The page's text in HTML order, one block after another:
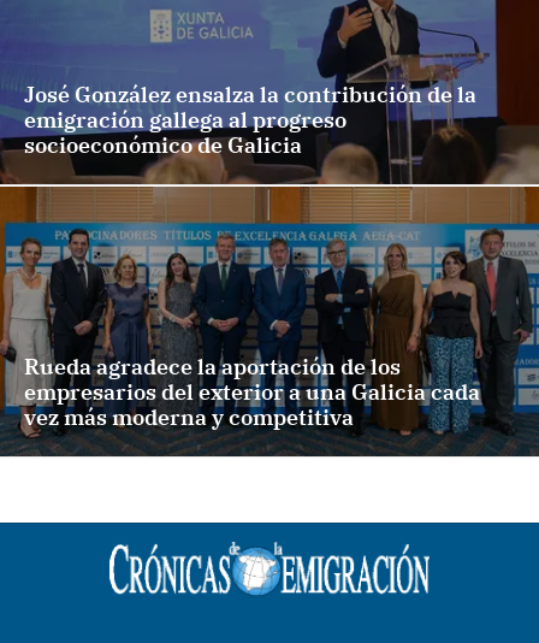
José González ensalza la contribución de la
emigración gallega al progreso
socioeconómico de Galicia
Rueda agradece la aportación de los
empresarios del exterior a una Galicia cada
vez más moderna y competitiva